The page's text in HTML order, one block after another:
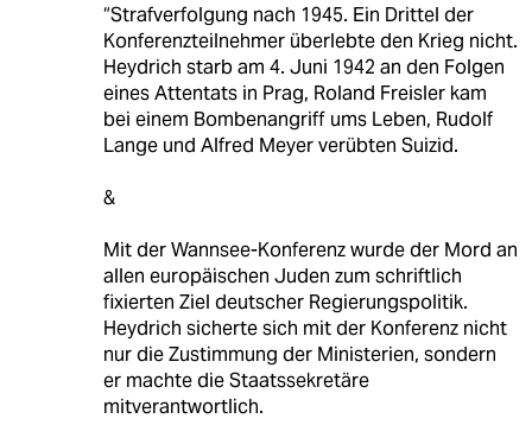
“Strafverfolgung nach 1945. Ein Drittel der
Konferenzteilnehmer überlebte den Krieg nicht.
Heydrich starb am 4. Juni 1942 an den Folgen
eines Attentats in Prag, Roland Freisler kam
bei einem Bombenangriff ums Leben, Rudolf
Lange und Alfred Meyer verübten Suizid.
&
Mit der Wannsee-Konferenz wurde der Mord an
allen europäischen Juden zum schriftlich
fixierten Ziel deutscher Regierungspolitik.
Heydrich sicherte sich mit der Konferenz nicht
nur die Zustimmung der Ministerien, sondern
er machte die Staatssekretäre
mitverantwortlich.